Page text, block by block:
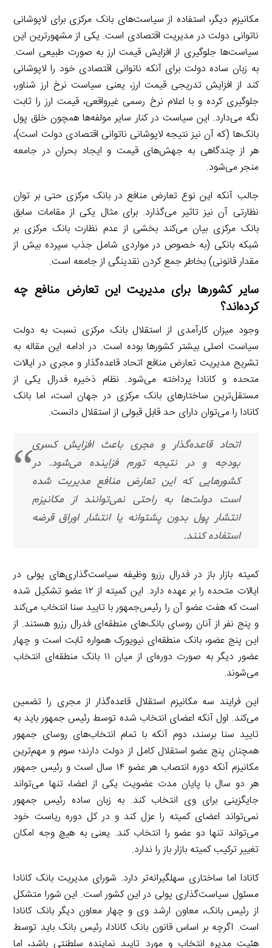
مکانیزم دیگر، استفاده از سیاست‌های بانک مرکزی برای لاپوشانی
ناتوانی دولت در مدیریت اقتصادی است. یکی از مشهورترین این
سیاست‌ها جلوگیری از افزایش قیمت ارز به صورت طبیعی است.
به زبان ساده دولت برای آنکه ناتوانی اقتصادی خود را لاپوشانی
کند از افزایش تدریجی قیمت ارز، یعنی سیاست نرخ ارز شناور،
جلوگیری کرده و با اعلام نرخ رسمی غیرواقعی، قیمت ارز را ثابت
نگه می‌دارد. این سیاست در کنار سایر مولفه‌ها همچون خلق پول
بانک‌ها (که آن نیز نتیجه لاپوشانی ناتوانی اقتصادی دولت است)،
هر از چندگاهی به جهش‌های قیمت و ایجاد بحران در جامعه
منجر می‌شود.
جالب آنکه این نوع تعارض منافع در بانک مرکزی حتی بر توان
نظارتی آن نیز تاثیر می‌گذارد. برای مثال یکی از مقامات سابق
بانک مرکزی بیان می‌کند بخشی از عدم نظارت بانک مرکزی بر
شبکه بانکی (به خصوص در مواردی شامل جذب سپرده بیش از
مقدار قانونی) بخاطر جمع کردن نقدینگی از جامعه است.
سایر کشورها برای مدیریت این تعارض منافع چه
کرده‌اند؟
وجود میزان کارآمدی از استقلال بانک مرکزی نسبت به دولت
سیاست اصلی بیشتر کشورها بوده است. در ادامه این مقاله به
تشریح مدیریت تعارض منافع اتحاد قاعده‌گذار و مجری در ایالات
متحده و کانادا پرداخته می‌شود. نظام ذخیره فدرال یکی از
مستقل‌ترین ساختارهای بانک مرکزی در جهان است، اما بانک
کانادا را می‌توان دارای حد قابل قبولی از استقلال دانست.
اتحاد قاعده‌گذار و مجری باعث افزایش کسری
بودجه و در نتیجه تورم فزاینده می‌شود. در
کشورهایی که این تعارض منافع مدیریت شده
است دولت‌ها به راحتی نمی‌توانند از مکانیزم
انتشار پول بدون پشتوانه یا انتشار اوراق قرضه
استفاده کنند.
کمیته بازار باز در فدرال رزرو وظیفه سیاست‌گذاری‌های پولی در
ایالات متحده را بر عهده دارد. این کمیته از ۱۲ عضو تشکیل شده
است که هفت عضو آن را رئیس‌جمهور با تایید سنا انتخاب می‌کند
و پنج نفر از آنان روسای بانک‌های منطقه‌ای فدرال رزرو هستند. از
این پنج عضو، بانک منطقه‌ای نیویورک همواره ثابت است و چهار
عضور دیگر به صورت دوره‌ای از میان ۱۱ بانک منطقه‌ای انتخاب
می‌شوند.
این فرایند سه مکانیزم استقلال قاعده‌گذار از مجری را تضمین
می‌کند. اول آنکه اعضای انتخاب شده توسط رئیس جمهور باید به
تایید سنا برسند، دوم آنکه با تمام انتخاب‌های روسای جمهور
همچنان پنج عضو استقلال کامل از دولت دارند؛ سوم و مهم‌ترین
مکانیزم آنکه دوره انتصاب هر عضو ۱۴ سال است و رئیس جمهور
هر دو سال با پایان مدت عضویت یکی از اعضا، تنها می‌تواند
جایگزینی برای وی انتخاب کند. به زبان ساده رئیس جمهور
نمی‌تواند اعضای کمیته را عزل کند و در کل دوره ریاست خود
می‌تواند تنها دو عضو را انتخاب کند. یعنی به هیچ وجه امکان
تغییر ترکیب کمیته بازار باز را ندارد.
کانادا اما ساختاری سهلگیرانه‌تر دارد. شورای مدیریت بانک کانادا
مسئول سیاست‌گذاری پولی در این کشور است. این شورا متشکل
از رئیس بانک، معاون ارشد وی و چهار معاون دیگر بانک کانادا
است. اگرچه بر اساس قانون بانک کانادا، رئیس بانک باید توسط
هئیت مدیره انتخاب و مورد تایید نماینده سلطنتی باشد، اما